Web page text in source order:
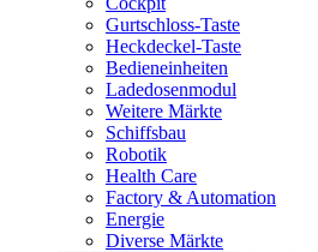
Gurtschloss-Taste
Heckdeckel-Taste
Bedieneinheiten
Ladedosenmodul
Weitere Märkte
Schiffsbau
Robotik
Health Care
Factory & Automation
Energie
Diverse Märkte